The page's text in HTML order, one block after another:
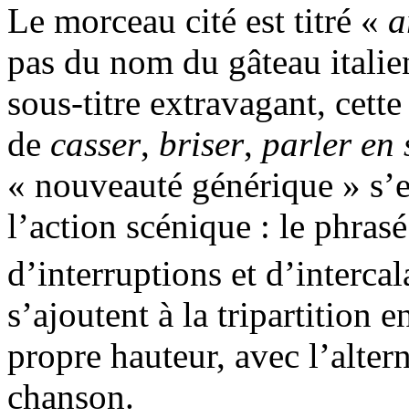
Le morceau cité est titré «
pas du nom du gâteau
sous-titre extravagant,
de casser, briser, parler en
« nouveauté générique »
l’action scénique : le
d’interruptions et
s’ajoutent à la tripartition
propre hauteur, avec
chanson.